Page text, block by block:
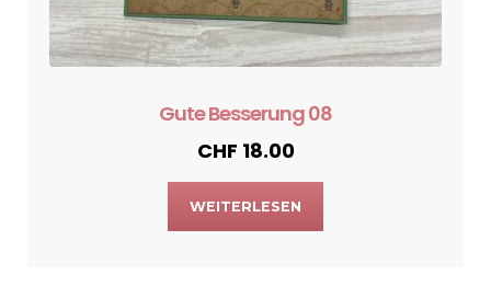
Gute Besserung 08
CHF 18.00
WEITERLESEN